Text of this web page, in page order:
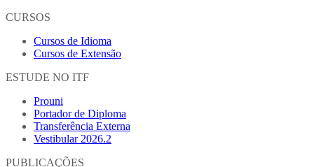
CURSOS
Cursos de Idioma
Cursos de Extensão
ESTUDE NO ITF
Prouni
Portador de Diploma
Transferência Externa
Vestibular 2026.2
PUBLICAÇÕES